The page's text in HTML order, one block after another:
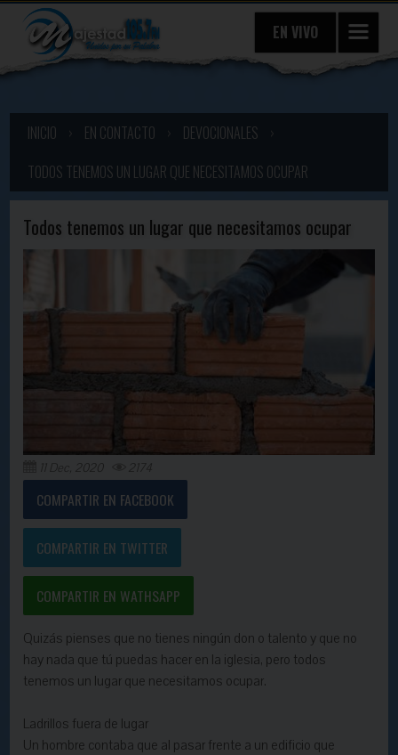
EN VIVO
INICIO EN CONTACTO DEVOCIONALES
TODOS TENEMOS UN LUGAR QUE NECESITAMOS OCUPAR
Todos tenemos un lugar que necesitamos ocupar
11 Dec, 2020 2174
COMPARTIR EN FACEBOOK
COMPARTIR EN TWITTER
COMPARTIR EN WATHSAPP
Quizás pienses que no tienes ningún don o talento y que no
hay nada que tú puedas hacer en la iglesia, pero todos
tenemos un lugar que necesitamos ocupar.
Ladrillos fuera de lugar
Un hombre contaba que al pasar frente a un edificio que